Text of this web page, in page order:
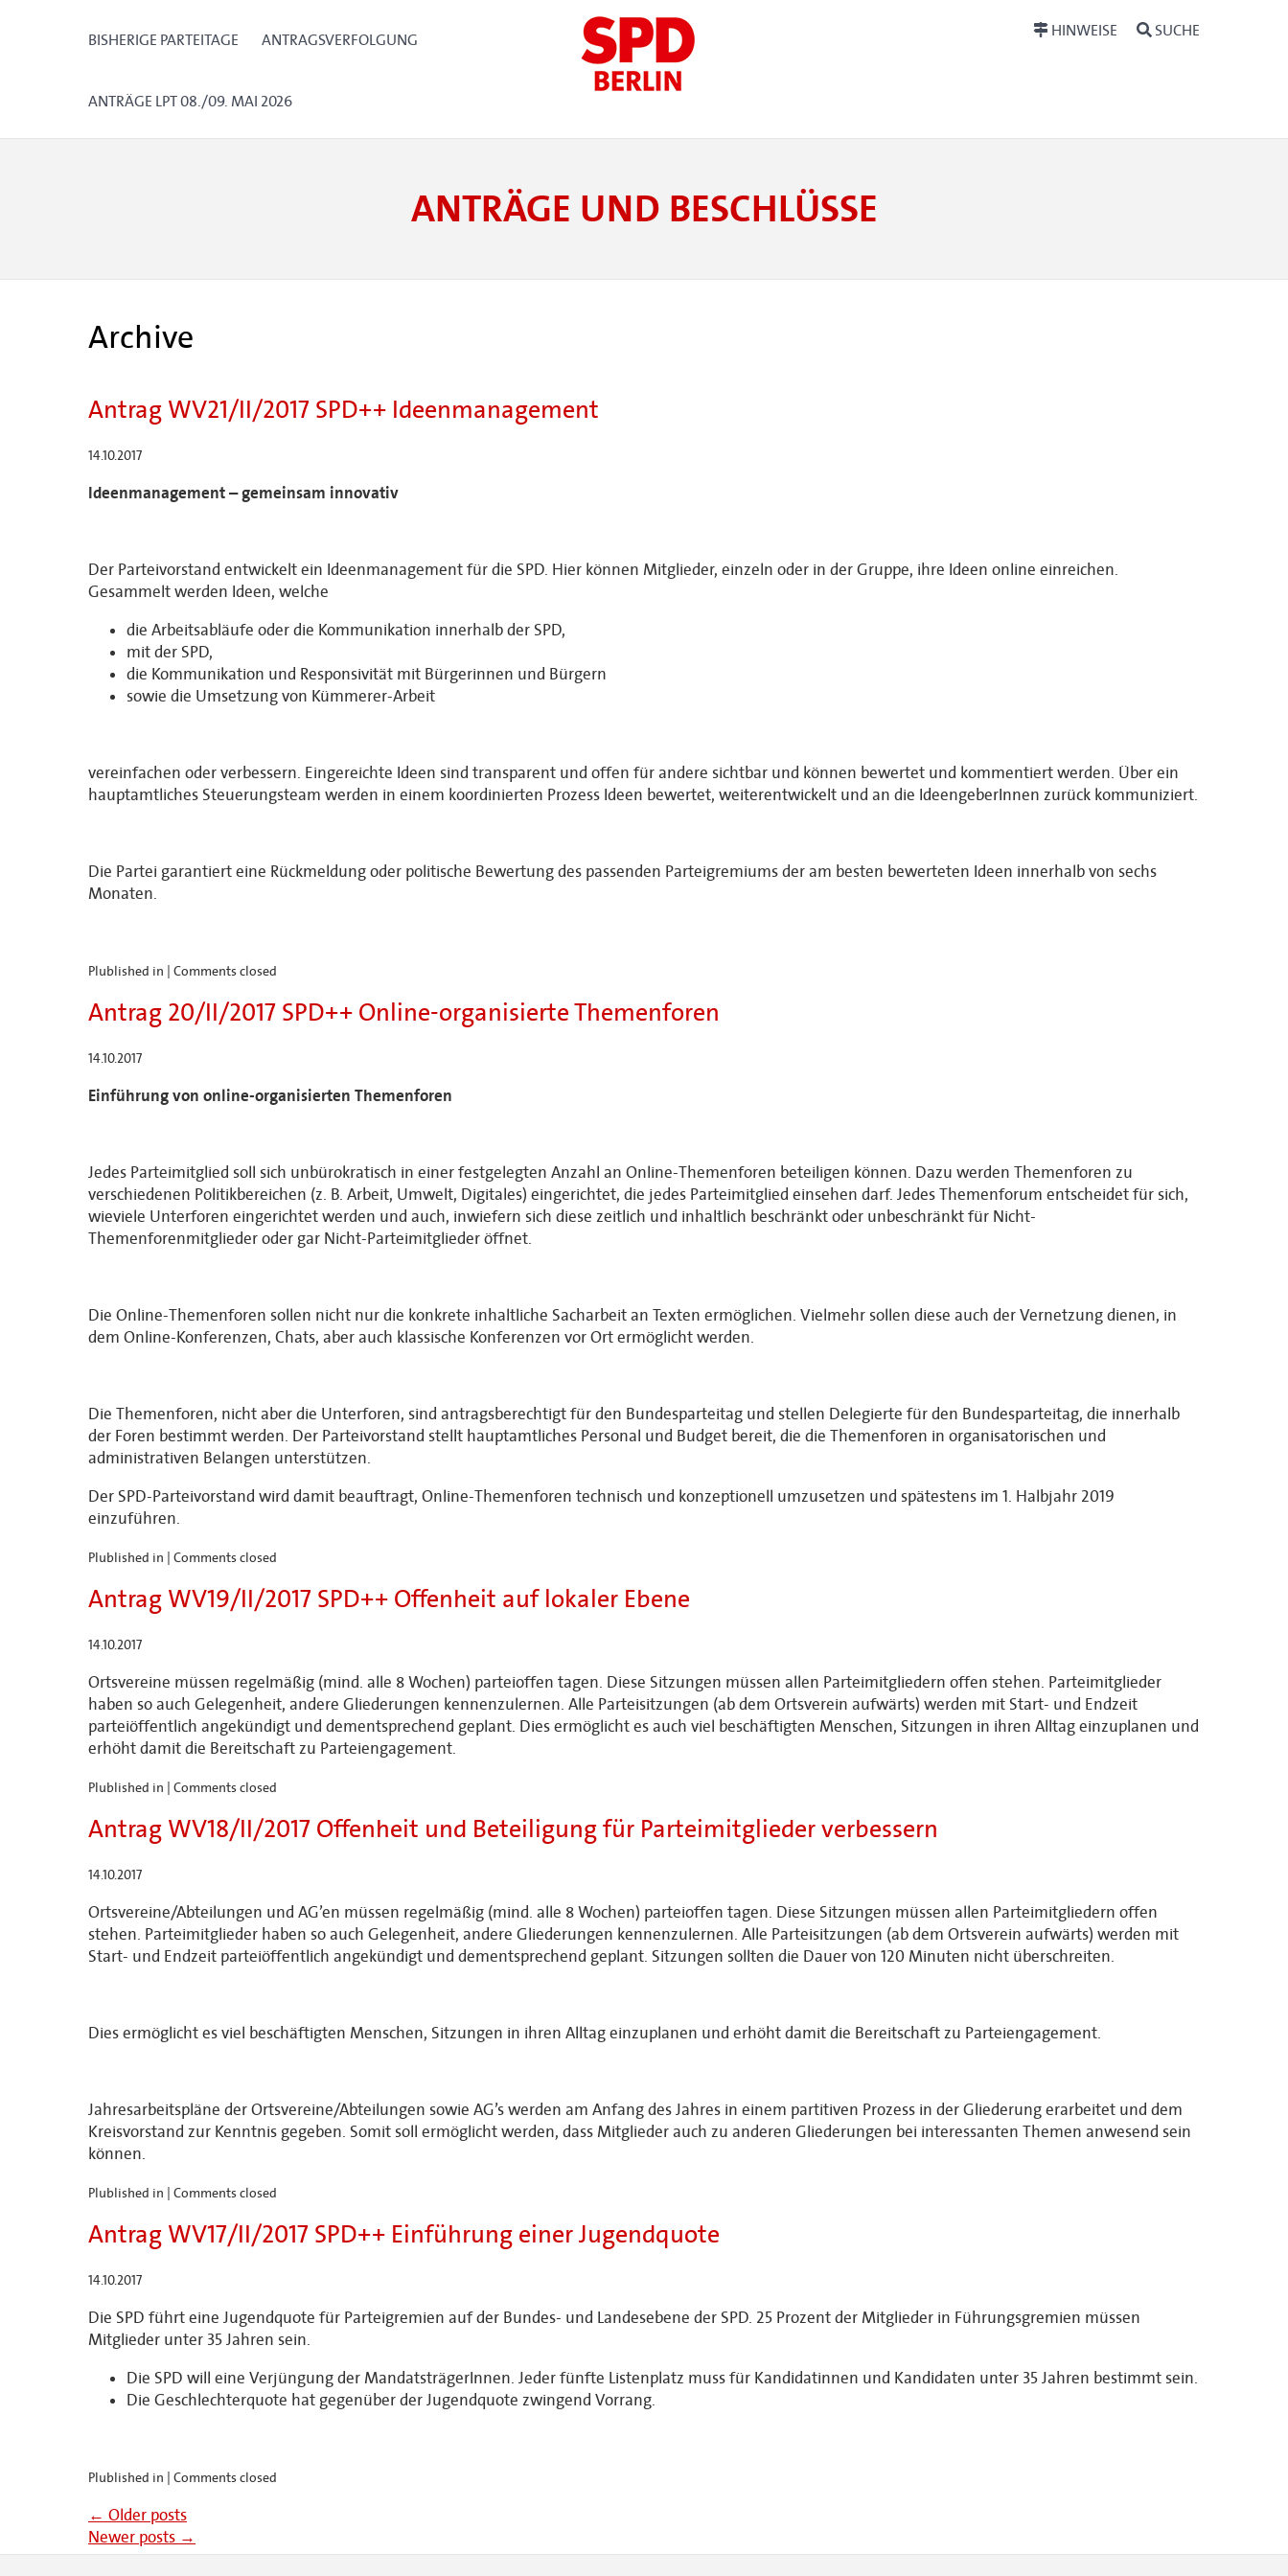
BISHERIGE PARTEITAGE ANTRAGSVERFOLGUNG
ANTRÄGE LPT 08./09. MAI 2026
HINWEISE SUCHE
ANTRÄGE UND BESCHLÜSSE
Archive
Antrag WV21/II/2017 SPD++ Ideenmanagement
14.10.2017
Ideenmanagement – gemeinsam innovativ
Der Parteivorstand entwickelt ein Ideenmanagement für die SPD. Hier können Mitglieder, einzeln oder in der Gruppe, ihre Ideen online einreichen.
Gesammelt werden Ideen, welche
die Arbeitsabläufe oder die Kommunikation innerhalb der SPD,
mit der SPD,
die Kommunikation und Responsivität mit Bürgerinnen und Bürgern
sowie die Umsetzung von Kümmerer-Arbeit
vereinfachen oder verbessern. Eingereichte Ideen sind transparent und offen für andere sichtbar und können bewertet und kommentiert werden. Über ein
hauptamtliches Steuerungsteam werden in einem koordinierten Prozess Ideen bewertet, weiterentwickelt und an die IdeengeberInnen zurück kommuniziert.
Die Partei garantiert eine Rückmeldung oder politische Bewertung des passenden Parteigremiums der am besten bewerteten Ideen innerhalb von sechs
Monaten.
Plublished in | Comments closed
Antrag 20/II/2017 SPD++ Online-organisierte Themenforen
14.10.2017
Einführung von online-organisierten Themenforen
Jedes Parteimitglied soll sich unbürokratisch in einer festgelegten Anzahl an Online-Themenforen beteiligen können. Dazu werden Themenforen zu
verschiedenen Politikbereichen (z. B. Arbeit, Umwelt, Digitales) eingerichtet, die jedes Parteimitglied einsehen darf. Jedes Themenforum entscheidet für sich,
wieviele Unterforen eingerichtet werden und auch, inwiefern sich diese zeitlich und inhaltlich beschränkt oder unbeschränkt für Nicht-
Themenforenmitglieder oder gar Nicht-Parteimitglieder öffnet.
Die Online-Themenforen sollen nicht nur die konkrete inhaltliche Sacharbeit an Texten ermöglichen. Vielmehr sollen diese auch der Vernetzung dienen, in
dem Online-Konferenzen, Chats, aber auch klassische Konferenzen vor Ort ermöglicht werden.
Die Themenforen, nicht aber die Unterforen, sind antragsberechtigt für den Bundesparteitag und stellen Delegierte für den Bundesparteitag, die innerhalb
der Foren bestimmt werden. Der Parteivorstand stellt hauptamtliches Personal und Budget bereit, die die Themenforen in organisatorischen und
administrativen Belangen unterstützen.
Der SPD-Parteivorstand wird damit beauftragt, Online-Themenforen technisch und konzeptionell umzusetzen und spätestens im 1. Halbjahr 2019
einzuführen.
Plublished in | Comments closed
Antrag WV19/II/2017 SPD++ Offenheit auf lokaler Ebene
14.10.2017
Ortsvereine müssen regelmäßig (mind. alle 8 Wochen) parteioffen tagen. Diese Sitzungen müssen allen Parteimitgliedern offen stehen. Parteimitglieder
haben so auch Gelegenheit, andere Gliederungen kennenzulernen. Alle Parteisitzungen (ab dem Ortsverein aufwärts) werden mit Start- und Endzeit
parteiöffentlich angekündigt und dementsprechend geplant. Dies ermöglicht es auch viel beschäftigten Menschen, Sitzungen in ihren Alltag einzuplanen und
erhöht damit die Bereitschaft zu Parteiengagement.
Plublished in | Comments closed
Antrag WV18/II/2017 Offenheit und Beteiligung für Parteimitglieder verbessern
14.10.2017
Ortsvereine/Abteilungen und AG’en müssen regelmäßig (mind. alle 8 Wochen) parteioffen tagen. Diese Sitzungen müssen allen Parteimitgliedern offen
stehen. Parteimitglieder haben so auch Gelegenheit, andere Gliederungen kennenzulernen. Alle Parteisitzungen (ab dem Ortsverein aufwärts) werden mit
Start- und Endzeit parteiöffentlich angekündigt und dementsprechend geplant. Sitzungen sollten die Dauer von 120 Minuten nicht überschreiten.
Dies ermöglicht es viel beschäftigten Menschen, Sitzungen in ihren Alltag einzuplanen und erhöht damit die Bereitschaft zu Parteiengagement.
Jahresarbeitspläne der Ortsvereine/Abteilungen sowie AG’s werden am Anfang des Jahres in einem partitiven Prozess in der Gliederung erarbeitet und dem
Kreisvorstand zur Kenntnis gegeben. Somit soll ermöglicht werden, dass Mitglieder auch zu anderen Gliederungen bei interessanten Themen anwesend sein
können.
Plublished in | Comments closed
Antrag WV17/II/2017 SPD++ Einführung einer Jugendquote
14.10.2017
Die SPD führt eine Jugendquote für Parteigremien auf der Bundes- und Landesebene der SPD. 25 Prozent der Mitglieder in Führungsgremien müssen
Mitglieder unter 35 Jahren sein.
Die SPD will eine Verjüngung der MandatsträgerInnen. Jeder fünfte Listenplatz muss für Kandidatinnen und Kandidaten unter 35 Jahren bestimmt sein.
Die Geschlechterquote hat gegenüber der Jugendquote zwingend Vorrang.
Plublished in | Comments closed
← Older posts
Newer posts →